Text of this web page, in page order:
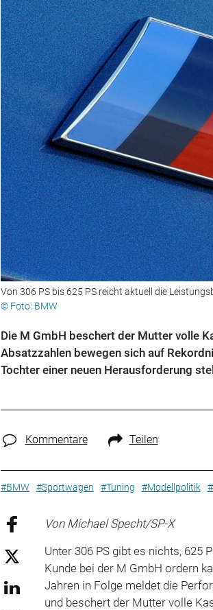
Von 306 PS bis 625 PS reicht aktuell die
© Foto: BMW
Die M GmbH beschert der Mutter volle
Absatzzahlen bewegen sich auf
Tochter einer neuen Herausforderung
Kommentare Teilen
#BMW #Sportwagen #Tuning #Modellpolitik
Von Michael Specht/SP-X
Unter 306 PS gibt es nichts, 625
Kunde bei der M GmbH ordern
Jahren in Folge meldet die
und beschert der Mutter volle